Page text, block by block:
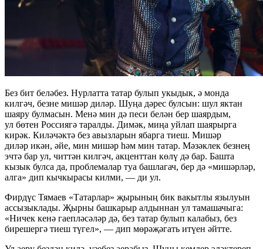
Без бит беләбез. Нурлатта татар булып укыдык, ә монда
килгәч, безне мишәр диләр. Шуңа дәрес булсын: шул яктан
шаяру булмасын. Менә мин дә песи белән бер шаярдым,
ул бөтен Россиягә таралды. Димәк, миңа уйлап шаярырга
кирәк. Киләчәктә без авызларын ябарга тиеш. Мишәр
диләр икән, әйе, мин мишәр һәм мин татар. Мәзәклек безнең
эчтә бар ул, читтән килгәч, акценттан көлү дә бар. Башта
кызык булса да, проблемалар туа башлагач, бер дә «мишәрләр,
алга» дип кычкырасы килми, — ди ул.
Фирдүс Тямаев «Татарлар» җырының бик вакытлы язылуын
ассызыклады. Җырны башкарыр алдыннан ул тамашачыга:
«Ничек кенә гаепләсәләр дә, без татар булып калабыз, без
бирешергә тиеш түгел», — дип мөрәҗәгать итүен әйтте.